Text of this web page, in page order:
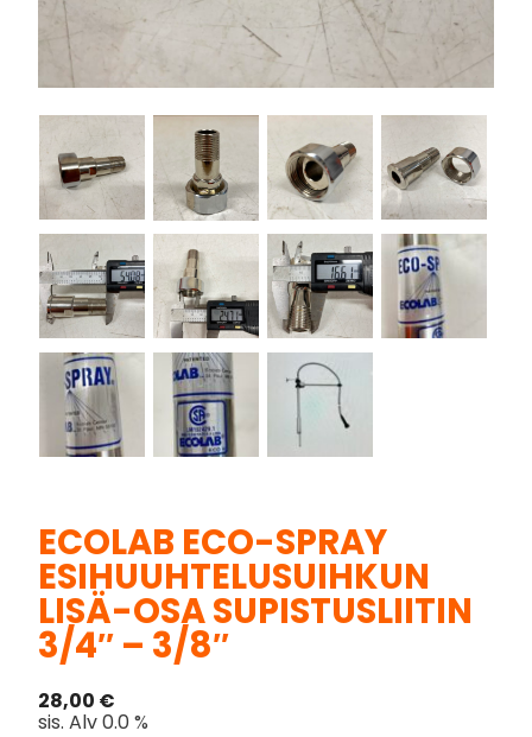
ECOLAB ECO-SPRAY
ESIHUUHTELUSUIHKUN
LISÄ-OSA SUPISTUSLIITIN
3/4″ – 3/8″
28,00 €
sis. Alv 0.0 %